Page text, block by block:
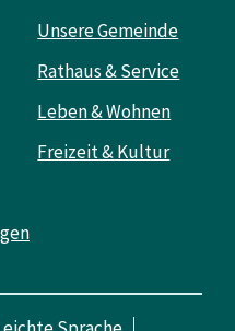
Unsere Gemeinde
Rathaus & Service
Leben & Wohnen
Freizeit & Kultur